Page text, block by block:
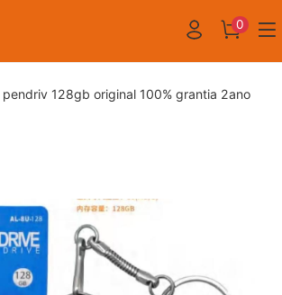
0
pendriv 128gb original 100% grantia 2ano